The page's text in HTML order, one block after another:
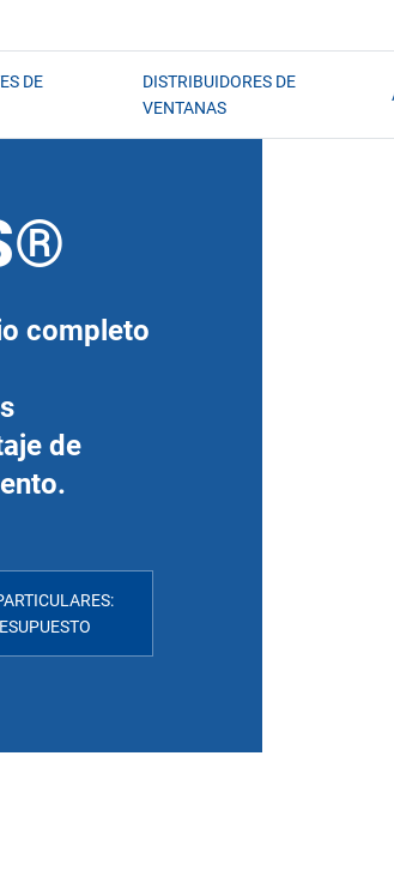
DE
DISTRIBUIDORES DE
VENTANAS
completo
de